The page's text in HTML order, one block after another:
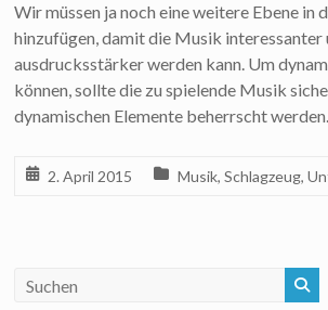
Wir müssen ja noch eine weitere Ebene in
hinzufügen, damit die Musik interessanter
ausdrucksstärker werden kann. Um
können, sollte die zu spielende Musik
dynamischen Elemente beherrscht werden.
2. April 2015 Musik,Schlagzeug,